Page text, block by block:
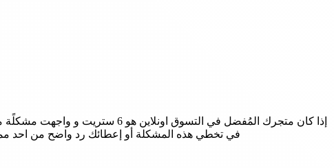
في تخطي هذه المشكلة أو إعطائك رد واضح من احد